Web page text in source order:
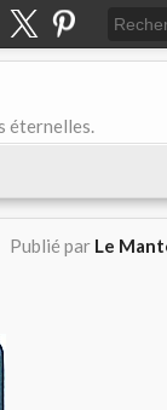
éternelles.
Publié par Le